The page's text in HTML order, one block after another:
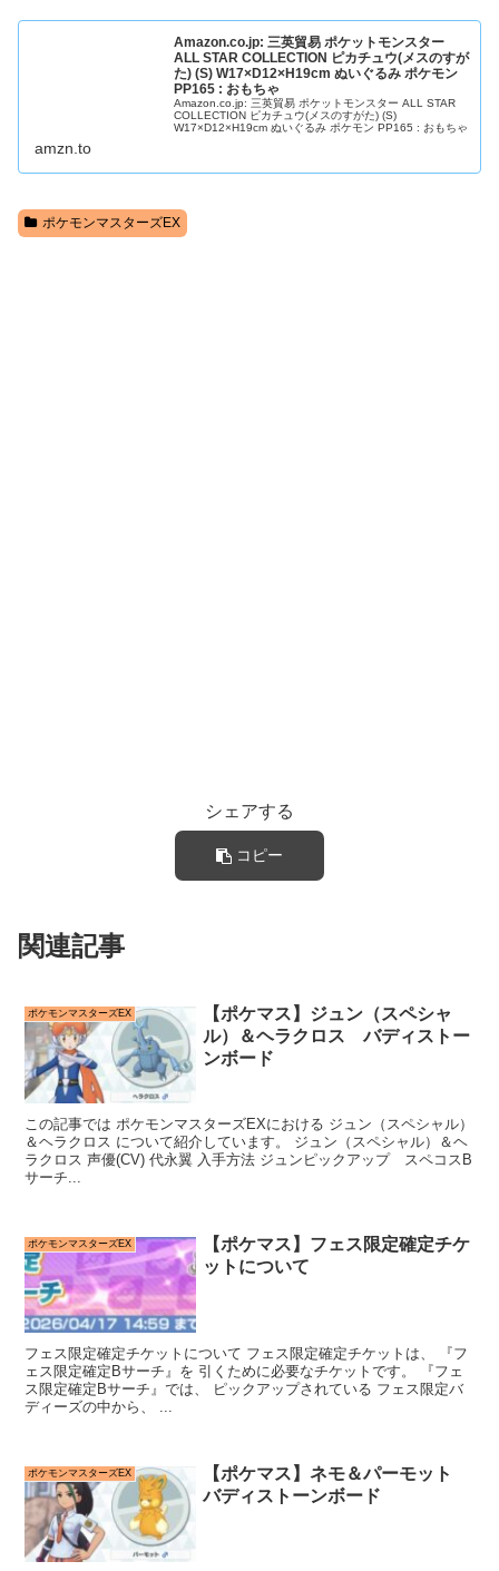
Amazon.co.jp: 三英貿易 ポケットモンスター
ALL STAR COLLECTION ピカチュウ(メスのすが
た) (S) W17×D12×H19cm ぬいぐるみ ポケモン
PP165 : おもちゃ
Amazon.co.jp: 三英貿易 ポケットモンスター ALL STAR
COLLECTION ピカチュウ(メスのすがた) (S)
W17×D12×H19cm ぬいぐるみ ポケモン PP165 : おもちゃ
amzn.to
ポケモンマスターズEX
シェアする
コピー
関連記事
ポケモンマスターズEX
【ポケマス】ジュン（スペシャ
ル）＆ヘラクロス バディストー
ンボード
この記事では ポケモンマスターズEXにおける ジュン（スペシャル）
＆ヘラクロス について紹介しています。 ジュン（スペシャル）＆ヘ
ラクロス 声優(CV) 代永翼 入手方法 ジュンピックアップ スペコスB
サーチ...
ポケモンマスターズEX
【ポケマス】フェス限定確定チケ
ットについて
フェス限定確定チケットについて フェス限定確定チケットは、 『フ
ェス限定確定Bサーチ』を 引くために必要なチケットです。 『フェ
ス限定確定Bサーチ』では、 ピックアップされている フェス限定バ
ディーズの中から、 ...
ポケモンマスターズEX
【ポケマス】ネモ＆パーモット
バディストーンボード